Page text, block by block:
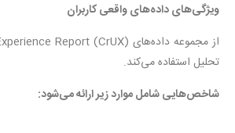
ویژگی‌های داده‌های واقعی کاربران
تحلیل استفاده می‌کند.
شاخص‌هایی شامل موارد زیر ارائه می‌شود: